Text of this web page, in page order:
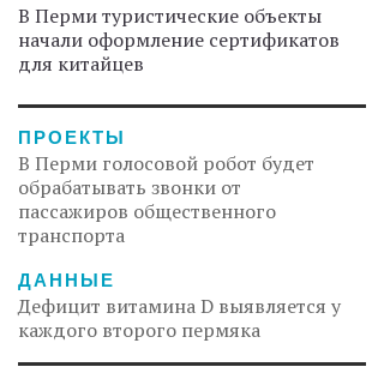
В Перми туристические объекты
начали оформление сертификатов
для китайцев
ПРОЕКТЫ
В Перми голосовой робот будет
обрабатывать звонки от
пассажиров общественного
транспорта
ДАННЫЕ
Дефицит витамина D выявляется у
каждого второго пермяка